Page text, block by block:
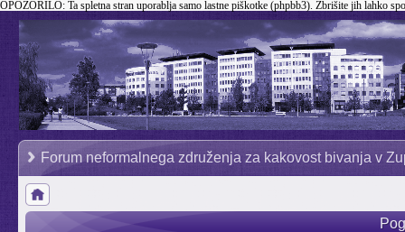
OPOZORILO: Ta spletna stran uporablja samo lastne piškotke (phpbb3). Zbrišite jih lahko
Forum neformalnega združenja za kakovost bivanja v